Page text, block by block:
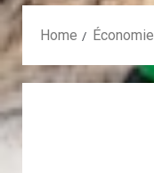
Home Économie